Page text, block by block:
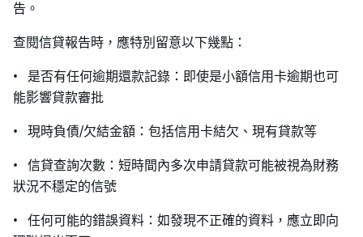
告。
查閱信貸報告時，應特別留意以下幾點：
• 是否有任何逾期還款記錄：即使是小額信用卡逾期也可
能影響貸款審批
• 現時負債/欠結金額：包括信用卡結欠、現有貸款等
• 信貸查詢次數：短時間內多次申請貸款可能被視為財務
狀況不穩定的信號
• 任何可能的錯誤資料：如發現不正確的資料，應立即向